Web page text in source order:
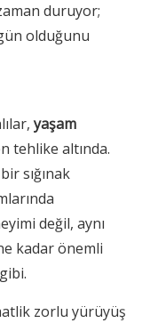
duruyor;
olduğunu
yaşam
tehlike altında.
sığınak
değil, aynı
kadar önemli
zorlu yürüyüş